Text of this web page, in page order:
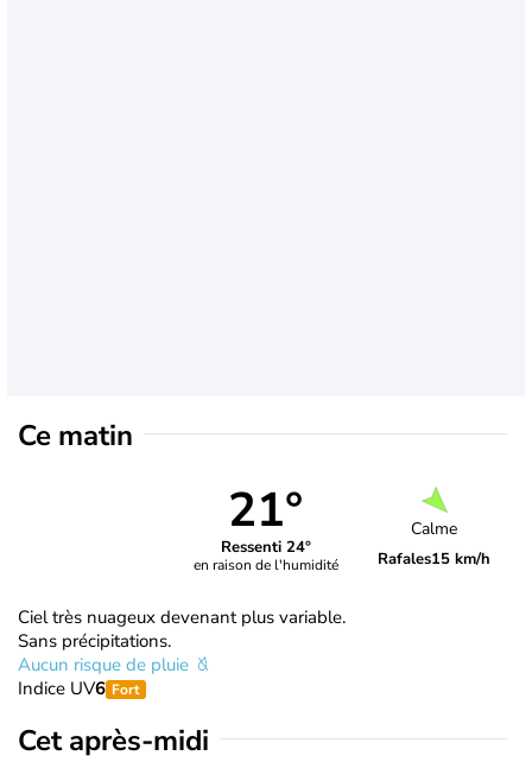
Ce matin
21°
Ressenti 24°
en raison de l'humidité
Calme
Rafales15 km/h
Ciel très nuageux devenant plus variable.
Sans précipitations.
Aucun risque de pluie
Indice UV6 Fort
Cet après-midi